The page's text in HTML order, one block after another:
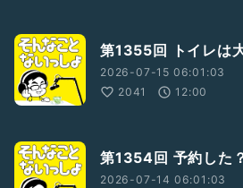
第1355回 トイレは
2026-07-15 06:01:03
2041
12:00
第1354回 予約した
2026-07-14 06:01:03